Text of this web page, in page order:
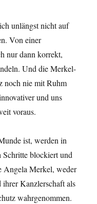
unlängst nicht auf
Von einer
nur dann korrekt,
Und die Merkel-
noch nie mit Ruhm
und uns
voraus.
ist, werden in
Schritte blockiert und
Angela Merkel, weder
Kanzlerschaft als
wahrgenommen.